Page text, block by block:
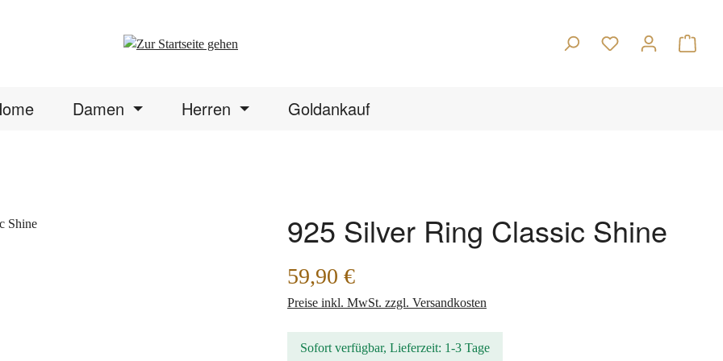
Damen Herren Goldankauf
925 Silver Ring Classic Shine
Regulärer Preis:
59,90 €
Preise inkl. MwSt. zzgl. Versandkosten
Sofort verfügbar, Lieferzeit: 1-3 Tage